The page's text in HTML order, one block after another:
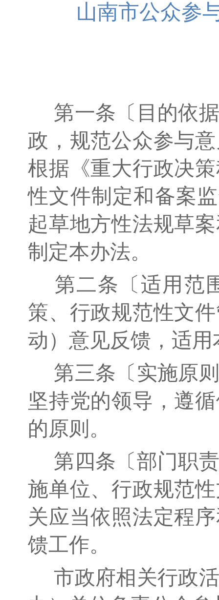
山南市公众参
第一条〔目的依
政，规范公众参与
根据《重大行政决
性文件制定和备案
起草地方性法规草
制定本办法。
第二条〔适用范
策、行政规范性文
动）意见反馈，适用
第三条〔实施原
坚持党的领导，遵
的原则。
第四条〔部门职
施单位、行政规范
关应当依照法定程
馈工作。
市政府相关行政